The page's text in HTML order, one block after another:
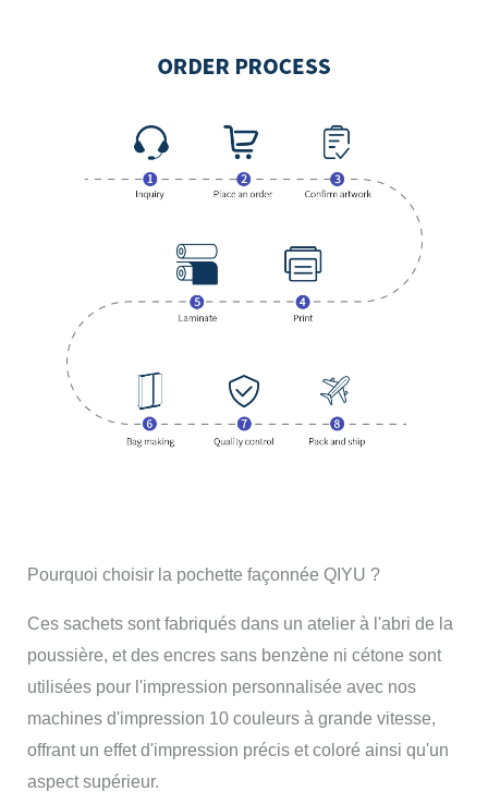
Pourquoi choisir la pochette façonnée QIYU ?
Ces sachets sont fabriqués dans un atelier à l'abri de la
poussière, et des encres sans benzène ni cétone sont
utilisées pour l'impression personnalisée avec nos
machines d'impression 10 couleurs à grande vitesse,
offrant un effet d'impression précis et coloré ainsi qu'un
aspect supérieur.